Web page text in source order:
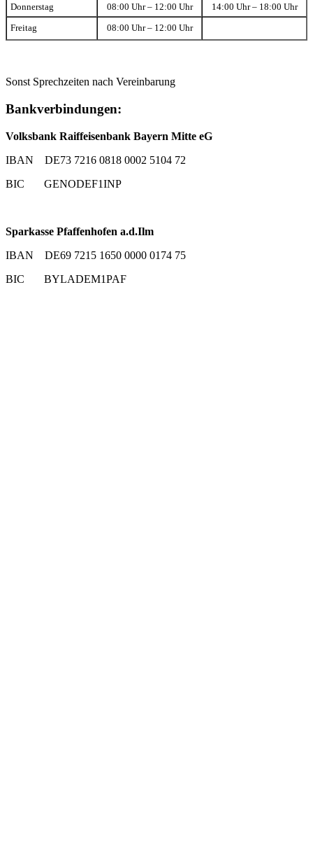
Donnerstag 08:00 Uhr – 12:00 Uhr 14:00 Uhr – 18:00 Uhr
Freitag 08:00 Uhr – 12:00 Uhr
Sonst Sprechzeiten nach Vereinbarung
Bankverbindungen:
Volksbank Raiffeisenbank Bayern Mitte eG
IBAN DE73 7216 0818 0002 5104 72
BIC GENODEF1INP
Sparkasse Pfaffenhofen a.d.Ilm
IBAN DE69 7215 1650 0000 0174 75
BIC BYLADEM1PAF